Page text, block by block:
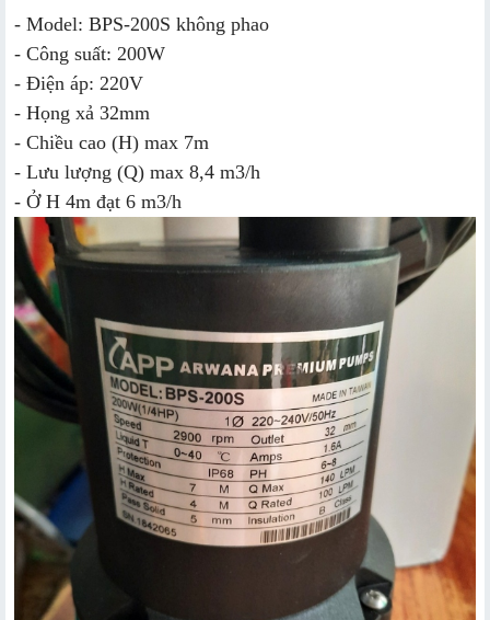
- Model: BPS-200S không phao
- Công suất: 200W
- Điện áp: 220V
- Họng xả 32mm
- Chiều cao (H) max 7m
- Lưu lượng (Q) max 8,4 m3/h
- Ở H 4m đạt 6 m3/h